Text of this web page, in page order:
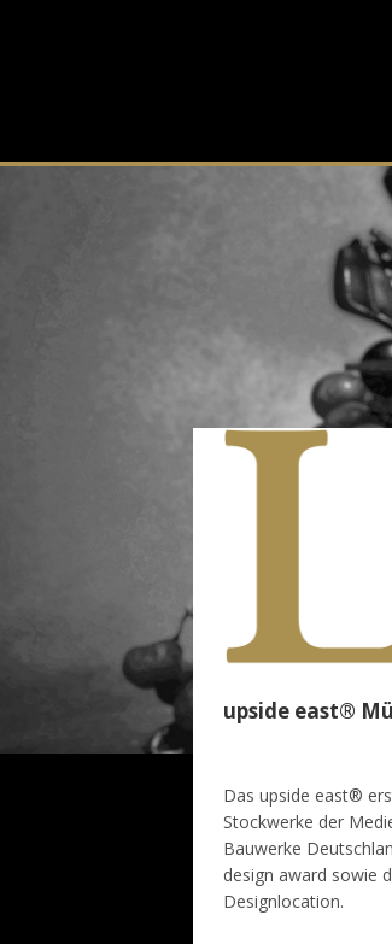
upside east®
Das upside east®
Stockwerke der
Bauwerke
design award sowie
Designlocation.